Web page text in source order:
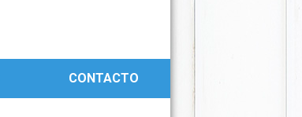
CONTACTO